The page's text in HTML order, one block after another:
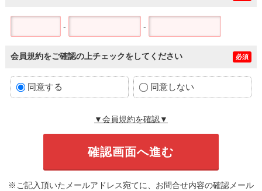
- -
会員規約をご確認の上チェックをしてください 必須
同意する 同意しない
▼会員規約を確認▼
※ご記入頂いたメールアドレス宛てに、お問合せ内容の確認メール